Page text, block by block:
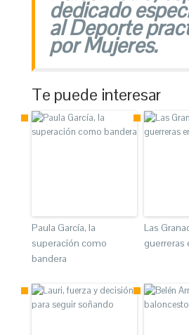
dedicado
al Deporte
por Mujeres.
Te puede interesar
Paula García, la
superación como
bandera
Las
guerreras